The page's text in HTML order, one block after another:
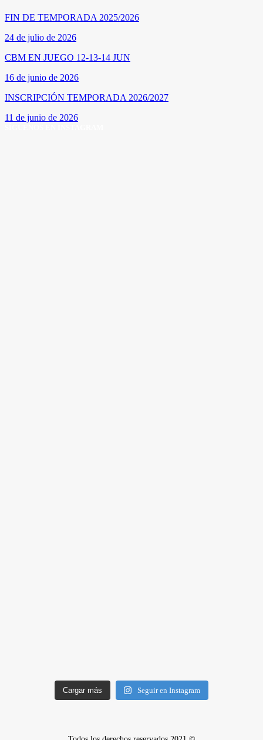
FIN DE TEMPORADA 2025/2026
24 de julio de 2026
CBM EN JUEGO 12-13-14 JUN
16 de junio de 2026
INSCRIPCIÓN TEMPORADA 2026/2027
11 de junio de 2026
Cargar más Seguir en Instagram